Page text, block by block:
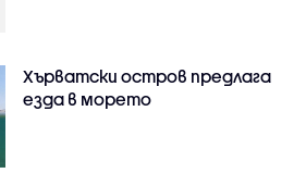
Хърватски остров предлага
езда в морето